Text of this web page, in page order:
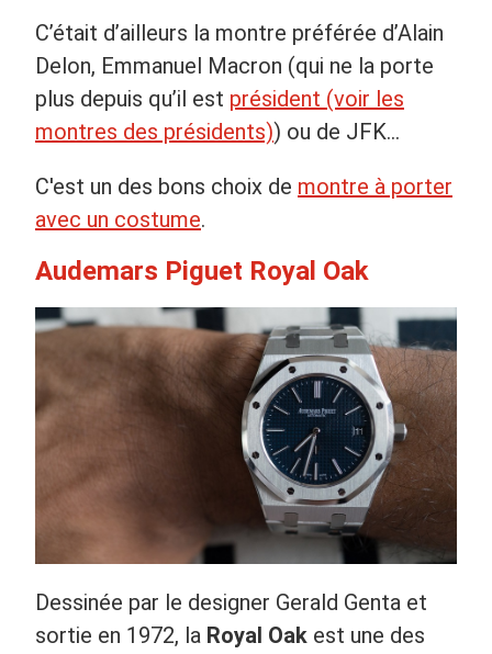
C’était d’ailleurs la montre préférée d’Alain
Delon, Emmanuel Macron (qui ne la porte
plus depuis qu’il est président (voir les
montres des présidents)) ou de JFK...
C'est un des bons choix de montre à porter
avec un costume.
Audemars Piguet Royal Oak
Dessinée par le designer Gerald Genta et
sortie en 1972, la Royal Oak est une des